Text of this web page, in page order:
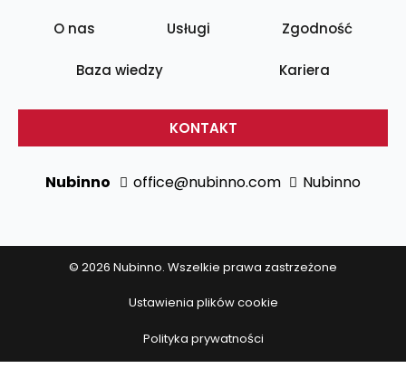
O nas Usługi Zgodność
Baza wiedzy Kariera
KONTAKT
Nubinno office@nubinno.com Nubinno
© 2026 Nubinno. Wszelkie prawa zastrzeżone
Ustawienia plików cookie
Polityka prywatności